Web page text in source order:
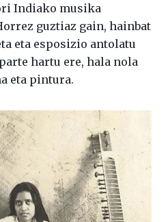
Indiako musika
guztiaz gain, hainbat
eta esposizio antolatu
hartu ere, hala nola
eta pintura.